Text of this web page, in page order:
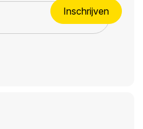
Inschrijven